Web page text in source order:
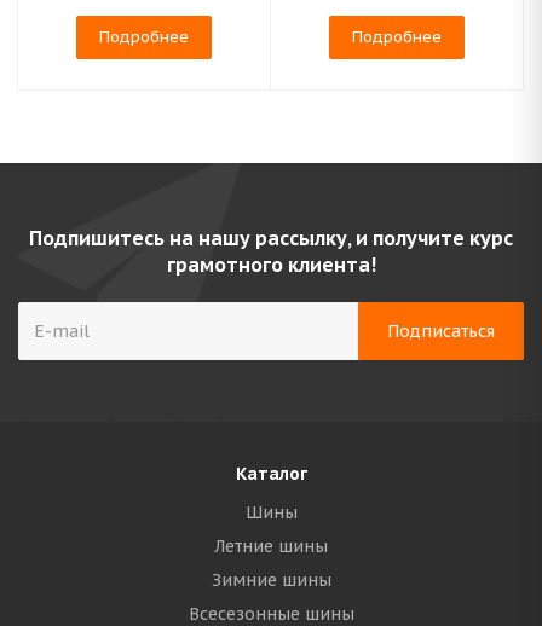
Подробнее Подробнее
Подпишитесь на нашу рассылку, и получите курс
грамотного клиента!
Каталог
Шины
Летние шины
Зимние шины
Всесезонные шины